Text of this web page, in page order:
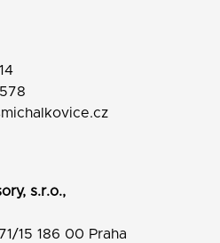
s.r.o.,
15 186 00 Praha